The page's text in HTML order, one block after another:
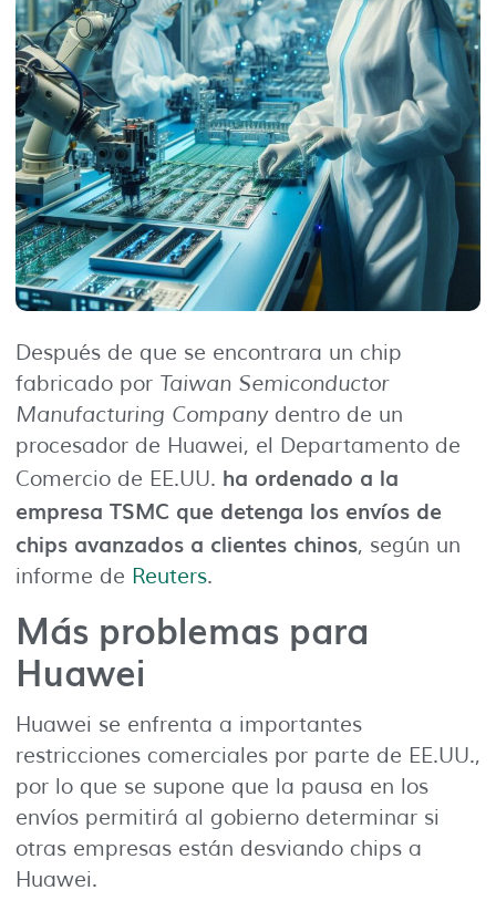
Después de que se encontrara un chip
fabricado por Taiwan Semiconductor
Manufacturing Company dentro de un
procesador de Huawei, el Departamento de
Comercio de EE.UU. ha ordenado a la
empresa TSMC que detenga los envíos de
chips avanzados a clientes chinos, según un
informe de Reuters.
Más problemas para
Huawei
Huawei se enfrenta a importantes
restricciones comerciales por parte de EE.UU.,
por lo que se supone que la pausa en los
envíos permitirá al gobierno determinar si
otras empresas están desviando chips a
Huawei.